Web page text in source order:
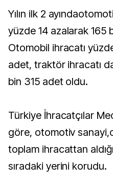
Yılın ilk 2
yüzde 14 azalarak 165
Otomobil ihracatı
adet, traktör ihracatı
bin 315 adet oldu.
Türkiye İhracatçılar
göre, otomotiv
toplam ihracattan
sıradaki yerini korudu.